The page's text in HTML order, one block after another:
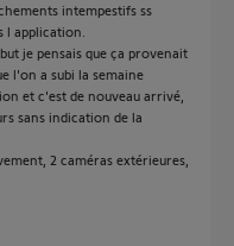
intempestifs ss
l application.
je pensais que ça provenait
l'on a subi la semaine
et c'est de nouveau arrivé,
sans indication de la
2 caméras extérieures,